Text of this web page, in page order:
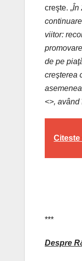
creşte. „În
viitor:
de pe
creşterea
<>,
Citeste
***
Despre